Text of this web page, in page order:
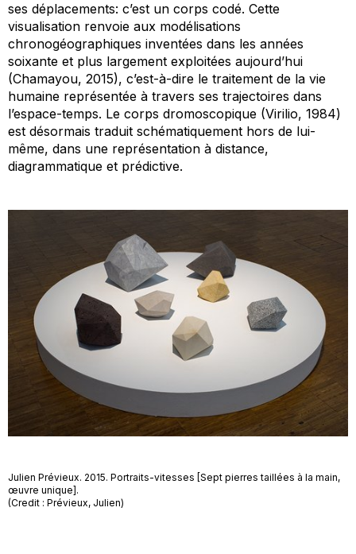
ses déplacements: c’est un corps codé. Cette
visualisation renvoie aux modélisations
chronogéographiques inventées dans les années
soixante et plus largement exploitées aujourd’hui
(Chamayou, 2015), c’est-à-dire le traitement de la vie
humaine représentée à travers ses trajectoires dans
l’espace-temps. Le corps dromoscopique (Virilio, 1984)
est désormais traduit schématiquement hors de lui-
même, dans une représentation à distance,
diagrammatique et prédictive.
Julien Prévieux. 2015. Portraits-vitesses [Sept pierres taillées à la main,
œuvre unique].
(Credit : Prévieux, Julien)